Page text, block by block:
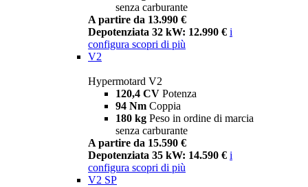
senza carburante
A partire da 13.990 €
Depotenziata 32 kW: 12.990 € i
configura scopri di più
V2
Hypermotard V2
120,4 CV Potenza
94 Nm Coppia
180 kg Peso in ordine di marcia
senza carburante
A partire da 15.590 €
Depotenziata 35 kW: 14.590 € i
configura scopri di più
V2 SP